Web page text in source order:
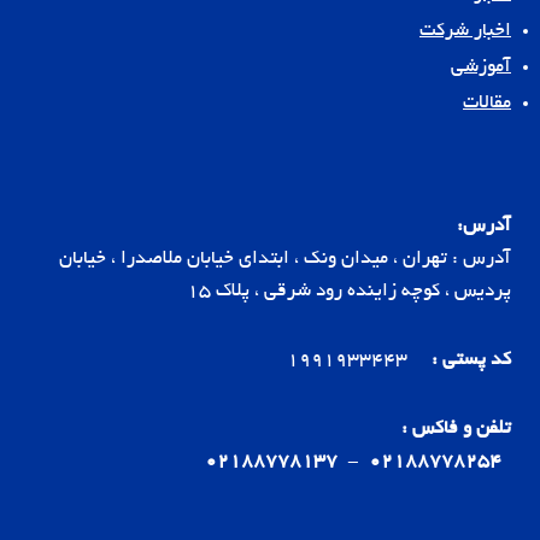
اخبار شرکت
آموزشی
مقالات
آدرس:
آدرس : تهران ، میدان ونک ، ابتدای خیابان ملاصدرا ، خیابان
پردیس ، کوچه زاینده رود شرقی ، پلاک 15
کد پستی :
تلفن و فاکس :
02188778254
-
02188778137